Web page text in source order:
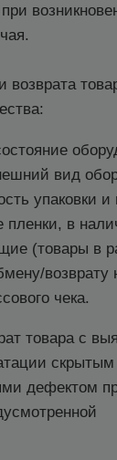
возврата
вид
упаковки и
пленки, в
(товары в
возврату
чека.
товара с
скрытым
дефектом